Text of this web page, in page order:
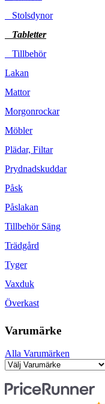
Stolsdynor
Tabletter
Tillbehör
Lakan
Mattor
Morgonrockar
Möbler
Plädar, Filtar
Prydnadskuddar
Påsk
Påslakan
Tillbehör Säng
Trädgård
Tyger
Vaxduk
Överkast
Varumärke
Alla Varumärken